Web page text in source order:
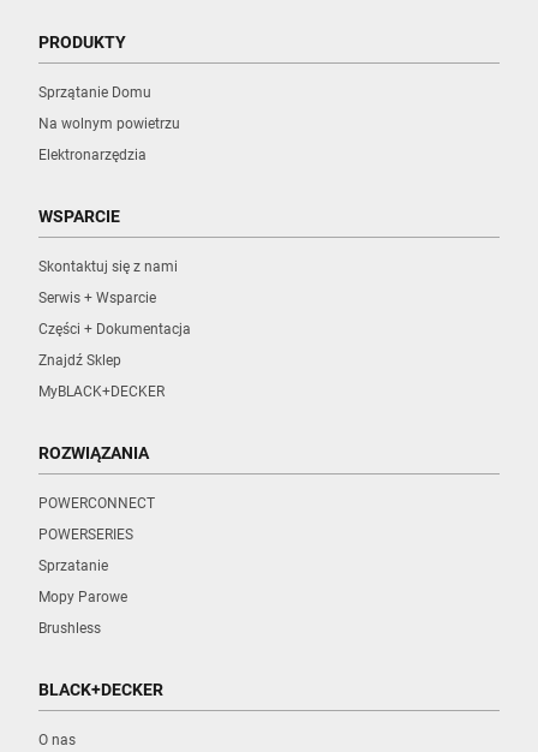
PRODUKTY
Sprzątanie Domu
Na wolnym powietrzu
Elektronarzędzia
WSPARCIE
Skontaktuj się z nami
Serwis + Wsparcie
Części + Dokumentacja
Znajdź Sklep
MyBLACK+DECKER
ROZWIĄZANIA
POWERCONNECT
POWERSERIES
Sprzatanie
Mopy Parowe
Brushless
BLACK+DECKER
O nas